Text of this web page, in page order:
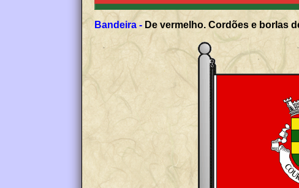
Bandeira - De vermelho. Cordões e borlas